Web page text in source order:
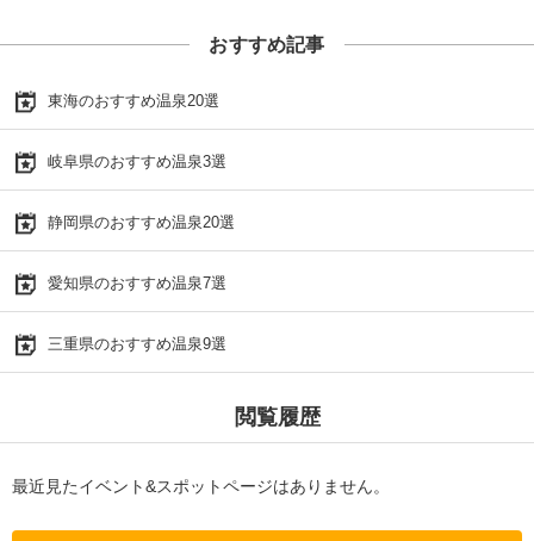
おすすめ記事
東海のおすすめ温泉20選
岐阜県のおすすめ温泉3選
静岡県のおすすめ温泉20選
愛知県のおすすめ温泉7選
三重県のおすすめ温泉9選
閲覧履歴
最近見たイベント&スポットページはありません。